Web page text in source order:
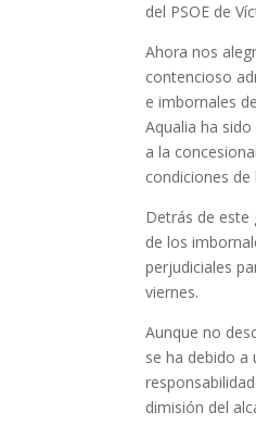
del PSOE de
Ahora nos
contencioso
e imbornales
Aqualia ha
a la
condiciones
Detrás de este
de los
perjudiciales
viernes.
Aunque no
se ha debido
dimisión del